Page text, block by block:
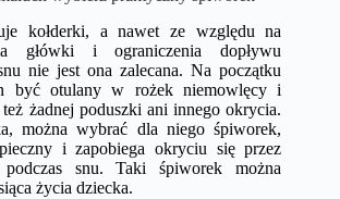
kołderki, a nawet ze względu na
główki i ograniczenia dopływu
nie jest ona zalecana. Na początku
być otulany w rożek niemowlęcy i
żadnej poduszki ani innego okrycia.
można wybrać dla niego śpiworek,
i zapobiega okryciu się przez
podczas snu. Taki śpiworek można
życia dziecka.